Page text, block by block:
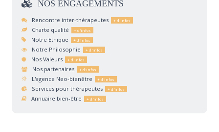
NOS ENGAGEMENTS
Rencontre inter-thérapeutes
Charte qualité
Notre Ethique
Notre Philosophie
Nos Valeurs
Nos partenaires
L'agence Neo-bienêtre
Services pour thérapeutes
Annuaire bien-être